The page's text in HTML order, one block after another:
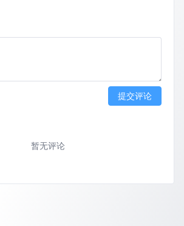
提交评论
暂无评论